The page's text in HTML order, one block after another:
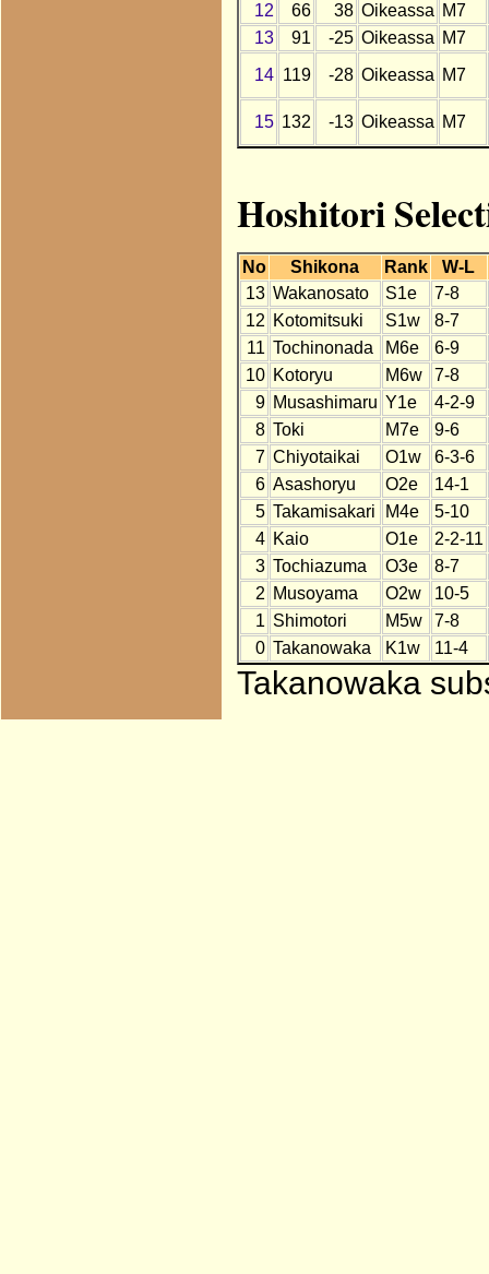
12
66 38 Oikeassa M7
13
91 -25 Oikeassa M7
14 119 -28 Oikeassa M7
15 132 -13 Oikeassa M7
Hoshitori
No Shikona Rank
W-L
13 Wakanosato S1e
7-8
12 Kotomitsuki S1w
8-7
11 Tochinonada M6e
6-9
10 Kotoryu M6w
7-8
9 Musashimaru Y1e
4-2-9
8 Toki M7e
9-6
7 Chiyotaikai O1w
6-3-6
6 Asashoryu O2e
14-1
5 Takamisakari M4e
5-10
4 Kaio O1e
2-2-11
3 Tochiazuma O3e
8-7
2 Musoyama O2w
10-5
1 Shimotori M5w
7-8
0 Takanowaka K1w 11-4
Takanowaka